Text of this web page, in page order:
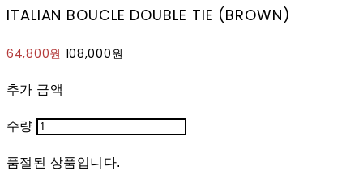
ITALIAN BOUCLE DOUBLE TIE (BROWN)
64,800원 108,000원
추가 금액
수량
품절된 상품입니다.